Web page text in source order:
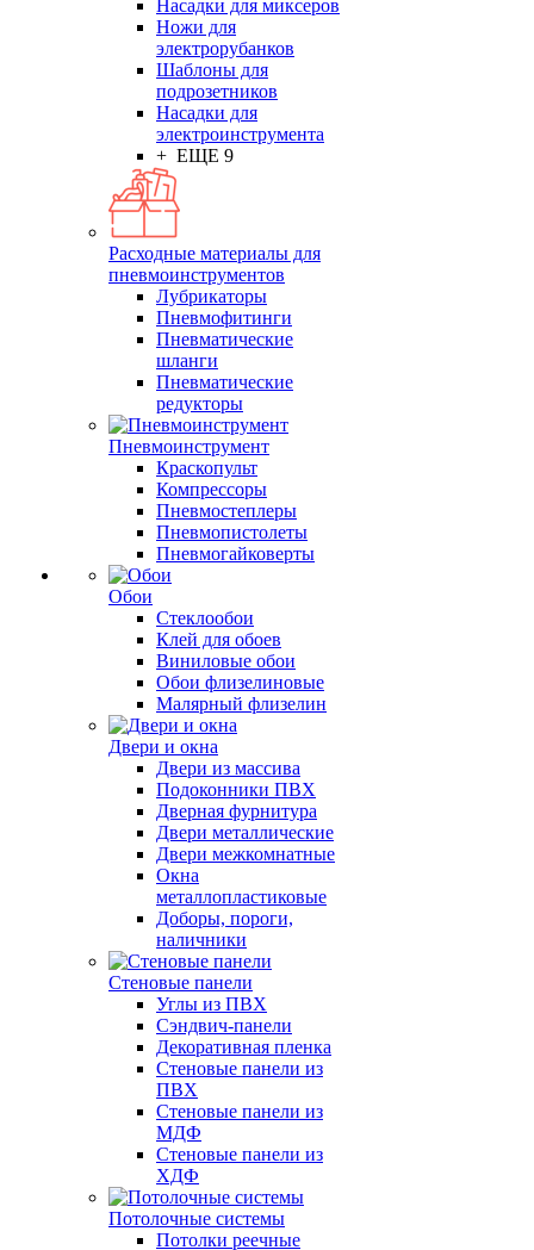
Насадки для миксеров
Ножи для
электрорубанков
Шаблоны для
подрозетников
Насадки для
электроинструмента
+ ЕЩЕ 9
Расходные материалы для
пневмоинструментов
Лубрикаторы
Пневмофитинги
Пневматические
шланги
Пневматические
редукторы
Пневмоинструмент
Краскопульт
Компрессоры
Пневмостеплеры
Пневмопистолеты
Пневмогайковерты
Обои
Стеклообои
Клей для обоев
Виниловые обои
Обои флизелиновые
Малярный флизелин
Двери и окна
Двери из массива
Подоконники ПВХ
Дверная фурнитура
Двери металлические
Двери межкомнатные
Окна
металлопластиковые
Доборы, пороги,
наличники
Стеновые панели
Углы из ПВХ
Сэндвич-панели
Декоративная пленка
Стеновые панели из
ПВХ
Стеновые панели из
МДФ
Стеновые панели из
ХДФ
Потолочные системы
Потолки реечные